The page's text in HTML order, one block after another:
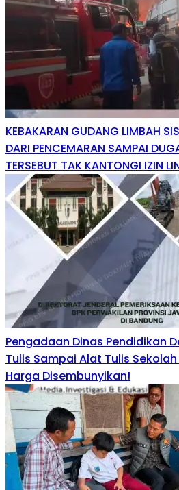
KEBAKARAN GUDANG LIMBAH
DARI PENCEMARAN SAMPAI
TERSEBUT TAK KANTONGI IZIN
Pengadaan Dinas Pendidikan
Tulis Sampai Alat Tulis
Harga Disembunyikan!